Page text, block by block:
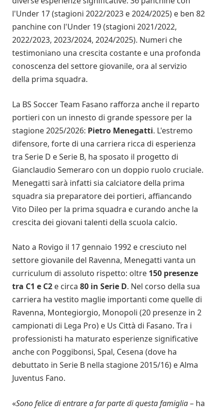
l'Under 17 (stagioni 2022/2023 e 2024/2025) e ben 82
panchine con l'Under 19 (stagioni 2021/2022,
2022/2023, 2023/2024, 2024/2025). Numeri che
testimoniano una crescita costante e una profonda
conoscenza del settore giovanile, ora al servizio
della prima squadra.
La BS Soccer Team Fasano rafforza anche il reparto
portieri con un innesto di grande spessore per la
stagione 2025/2026: Pietro Menegatti. L'estremo
difensore, forte di una carriera ricca di esperienza
tra Serie D e Serie B, ha sposato il progetto di
Gianclaudio Semeraro con un doppio ruolo cruciale.
Menegatti sarà infatti sia calciatore della prima
squadra sia preparatore dei portieri, affiancando
Vito Dileo per la prima squadra e curando anche la
crescita dei giovani talenti della scuola calcio.
Nato a Rovigo il 17 gennaio 1992 e cresciuto nel
settore giovanile del Ravenna, Menegatti vanta un
curriculum di assoluto rispetto: oltre 150 presenze
tra C1 e C2 e circa 80 in Serie D. Nel corso della sua
carriera ha vestito maglie importanti come quelle di
Ravenna, Montegiorgio, Monopoli (20 presenze in 2
campionati di Lega Pro) e Us Città di Fasano. Tra i
professionisti ha maturato esperienze significative
anche con Poggibonsi, Spal, Cesena (dove ha
debuttato in Serie B nella stagione 2015/16) e Alma
Juventus Fano.
«Sono felice di entrare a far parte di questa famiglia– ha